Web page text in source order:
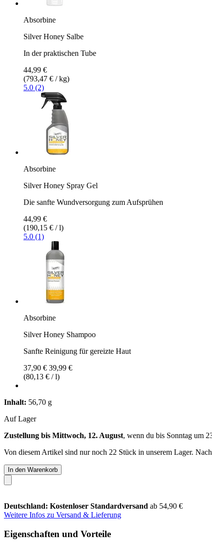
Absorbine
Silver Honey Salbe
In der praktischen Tube
44,99 €
(793,47 € / kg)
5.0 (2)
Absorbine
Silver Honey Spray Gel
Die sanfte Wundversorgung zum Aufsprühen
44,99 €
(190,15 € / l)
5.0 (1)
Absorbine
Silver Honey Shampoo
Sanfte Reinigung für gereizte Haut
37,90 € 39,99 €
(80,13 € / l)
Inhalt: 56,70 g
Auf Lager
Zustellung bis Mittwoch, 12. August, wenn du bis Sonntag um
Von diesem Artikel sind nur noch 22 Stück in unserem Lager.
In den Warenkorb
Deutschland: Kostenloser Standardversand ab 54,90 €
Weitere Infos zu Versand & Lieferung
Eigenschaften und Vorteile